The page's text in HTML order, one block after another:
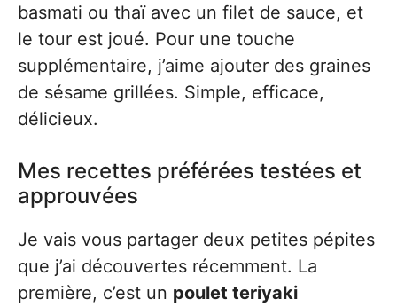
basmati ou thaï avec un filet de sauce, et
le tour est joué. Pour une touche
supplémentaire, j’aime ajouter des graines
de sésame grillées. Simple, efficace,
délicieux.
Mes recettes préférées testées et
approuvées
Je vais vous partager deux petites pépites
que j’ai découvertes récemment. La
première, c’est un poulet teriyaki